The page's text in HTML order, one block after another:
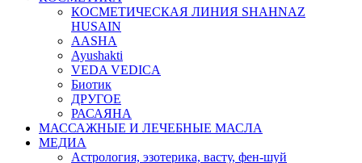
КОСМЕТИЧЕСКАЯ ЛИНИЯ SHAHNAZ
HUSAIN
AASHA
Ayushakti
VEDA VEDICA
Биотик
ДРУГОЕ
РАСАЯНА
МАССАЖНЫЕ И ЛЕЧЕБНЫЕ МАСЛА
МЕДИА
Астрология, эзотерика, васту, фен-шуй